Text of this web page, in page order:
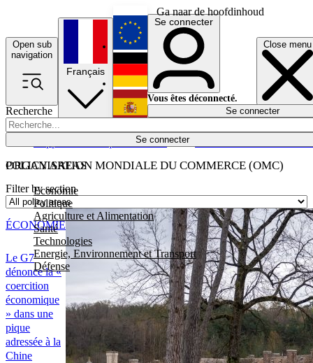
Ga naar de hoofdinhoud
Open sub
navigation
Close menu
Recherche
Se connecter
POLICY AREAS
Economie
Politique
Agriculture et Alimentation
Santé
Technologies
Energie, Environnement et Transport
Défense
Économie
Français
English
Deutsch
Español
Se connecter
Vous êtes déconnecté.
Se connecter
ORGANISATION MONDIALE DU COMMERCE (OMC)
Filter by section
Le G7
dénonce la «
coercition
économique
» dans une
pique
adressée à la
Chine
ÉCONOMIE